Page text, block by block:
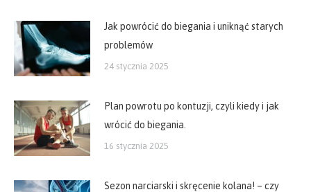
Jak powrócić do biegania i uniknąć starych
problemów
24 stycznia 2025
Plan powrotu po kontuzji, czyli kiedy i jak
wrócić do biegania.
16 stycznia 2025
Sezon narciarski i skręcenie kolana! – czy